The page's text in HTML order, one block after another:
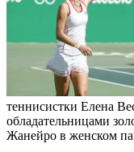
теннисистки Елена
обладательницами
Жанейро в женском